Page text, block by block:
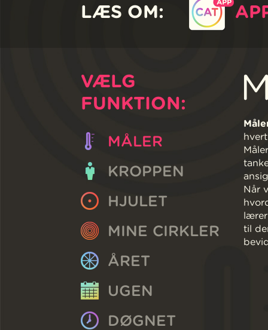
LÆS OM:
VÆLG
FUNKTION:
MÅLER
KROPPEN
HJULET
MINE CIRKLER
ÅRET
UGEN
DØGNET
Når
lærer
til